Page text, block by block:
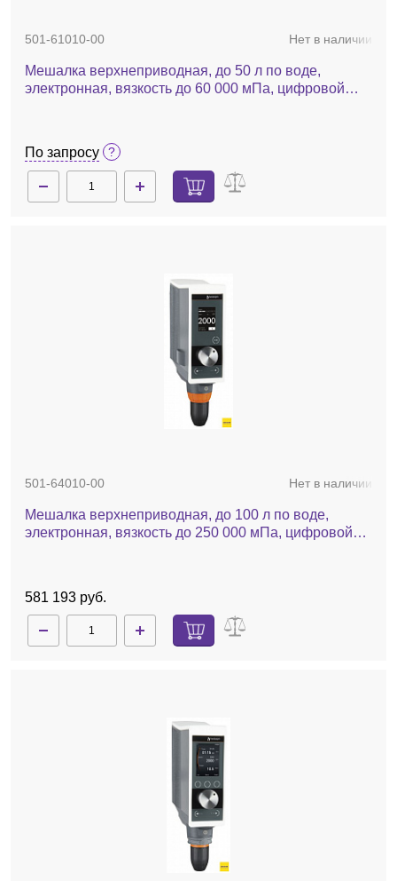
501-61010-00 Нет в наличии
Мешалка верхнеприводная, до 50 л по воде,
электронная, вязкость до 60 000 мПа, цифровой
По запросу
501-64010-00 Нет в наличии
Мешалка верхнеприводная, до 100 л по воде,
электронная, вязкость до 250 000 мПа, цифровой
581 193 руб.